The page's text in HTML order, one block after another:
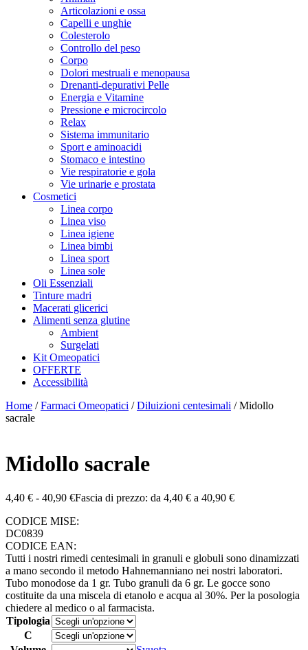
Articolazioni e ossa
Capelli e unghie
Colesterolo
Controllo del peso
Corpo
Dolori mestruali e menopausa
Drenanti-depurativi Pelle
Energia e Vitamine
Pressione e microcircolo
Relax
Sistema immunitario
Sport e aminoacidi
Stomaco e intestino
Vie respiratorie e gola
Vie urinarie e prostata
Cosmetici
Linea corpo
Linea viso
Linea igiene
Linea bimbi
Linea sport
Linea sole
Oli Essenziali
Tinture madri
Macerati glicerici
Alimenti senza glutine
Ambient
Surgelati
Kit Omeopatici
OFFERTE
Accessibilità
Home /Farmaci Omeopatici /Diluizioni centesimali / Midollo
sacrale
Midollo sacrale
4,40 € - 40,90 €Fascia di prezzo: da 4,40 € a 40,90 €
CODICE MISE:
DC0839
CODICE EAN:
Tutti i nostri rimedi centesimali in granuli e globuli sono dinamizzati
a mano secondo il metodo Hahnemanniano nei nostri laboratori.
Tubo monodose da 1 gr. Tubo granuli da 6 gr. Le gocce sono
costituite da una miscela di etanolo e acqua al 30%. Per la posologia
chiedere al medico o al farmacista.
Tipologia
C